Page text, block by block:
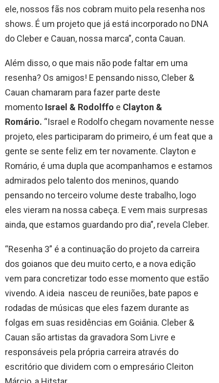
ele, nossos fãs nos cobram muito pela resenha nos
shows. É um projeto que já está incorporado no DNA
do Cleber e Cauan, nossa marca”, conta Cauan.
Além disso, o que mais não pode faltar em uma
resenha? Os amigos! E pensando nisso, Cleber &
Cauan chamaram para fazer parte deste
momento Israel & Rodolffo e Clayton &
Romário. “Israel e Rodolfo chegam novamente nesse
projeto, eles participaram do primeiro, é um feat que a
gente se sente feliz em ter novamente. Clayton e
Romário, é uma dupla que acompanhamos e estamos
admirados pelo talento dos meninos, quando
pensando no terceiro volume deste trabalho, logo
eles vieram na nossa cabeça. E vem mais surpresas
ainda, que estamos guardando pro dia”, revela Cleber.
“Resenha 3” é a continuação do projeto da carreira
dos goianos que deu muito certo, e a nova edição
vem para concretizar todo esse momento que estão
vivendo. A ideia nasceu de reuniões, bate papos e
rodadas de músicas que eles fazem durante as
folgas em suas residências em Goiânia. Cleber &
Cauan são artistas da gravadora Som Livre e
responsáveis pela própria carreira através do
escritório que dividem com o empresário Cleiton